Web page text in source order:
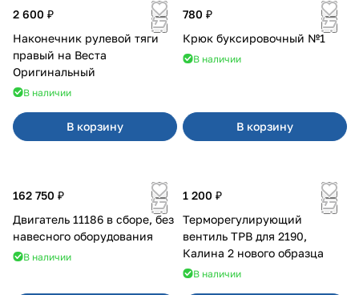
2 600 ₽
Наконечник рулевой тяги
правый на Веста
Оригинальный
В наличии
В корзину
780 ₽
Крюк буксировочный №1
В наличии
В корзину
162 750 ₽
Двигатель 11186 в сборе, без
навесного оборудования
В наличии
1 200 ₽
Терморегулирующий
вентиль ТРВ для 2190,
Калина 2 нового образца
В наличии